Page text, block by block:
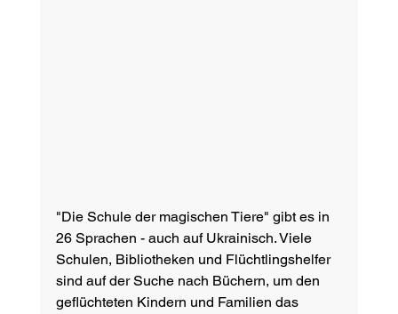
"Die Schule der magischen Tiere" gibt es in
26 Sprachen - auch auf Ukrainisch. Viele
Schulen, Bibliotheken und Flüchtlingshelfer
sind auf der Suche nach Büchern, um den
geflüchteten Kindern und Familien das